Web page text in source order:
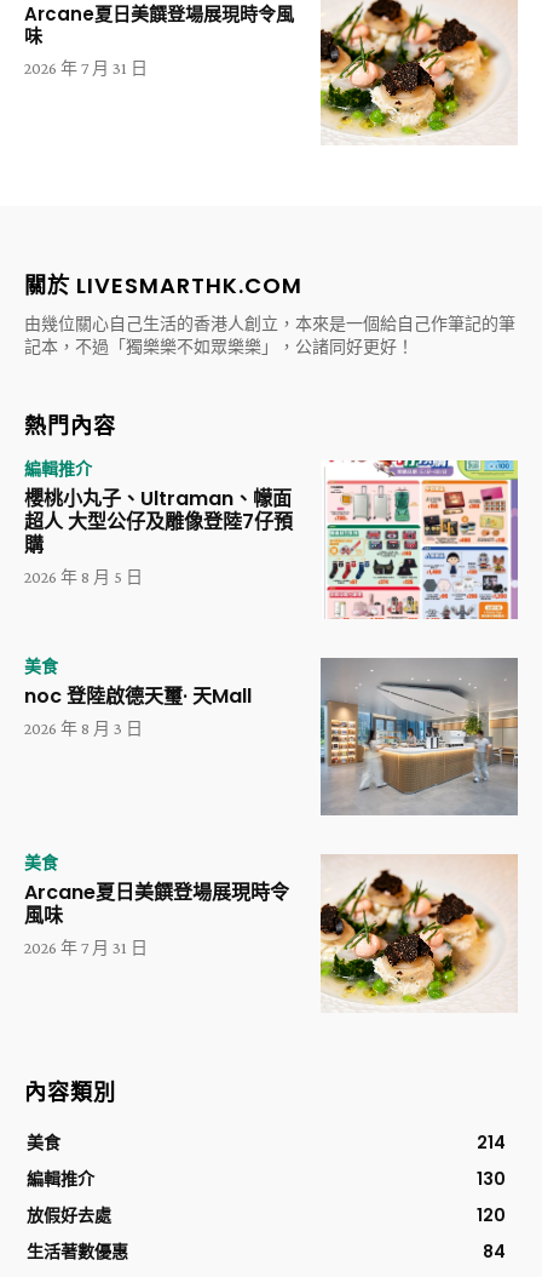
Arcane夏日美饌登場展現時令風
味
2026 年 7 月 31 日
關於 LIVESMARTHK.COM
由幾位關心自己生活的香港人創立，本來是一個給自己作筆記的筆
記本，不過「獨樂樂不如眾樂樂」，公諸同好更好！
熱門內容
編輯推介
櫻桃小丸子、Ultraman、幪面
超人 大型公仔及雕像登陸7仔預
購
2026 年 8 月 5 日
美食
noc 登陸啟德天璽· 天Mall
2026 年 8 月 3 日
美食
Arcane夏日美饌登場展現時令
風味
2026 年 7 月 31 日
內容類別
美食
214
編輯推介
130
放假好去處
120
生活著數優惠
84